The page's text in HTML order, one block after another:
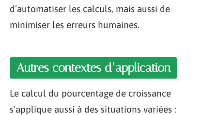
d’automatiser les calculs, mais aussi de
minimiser les erreurs humaines.
Autres contextes d’application
Le calcul du pourcentage de croissance
s’applique aussi à des situations variées :